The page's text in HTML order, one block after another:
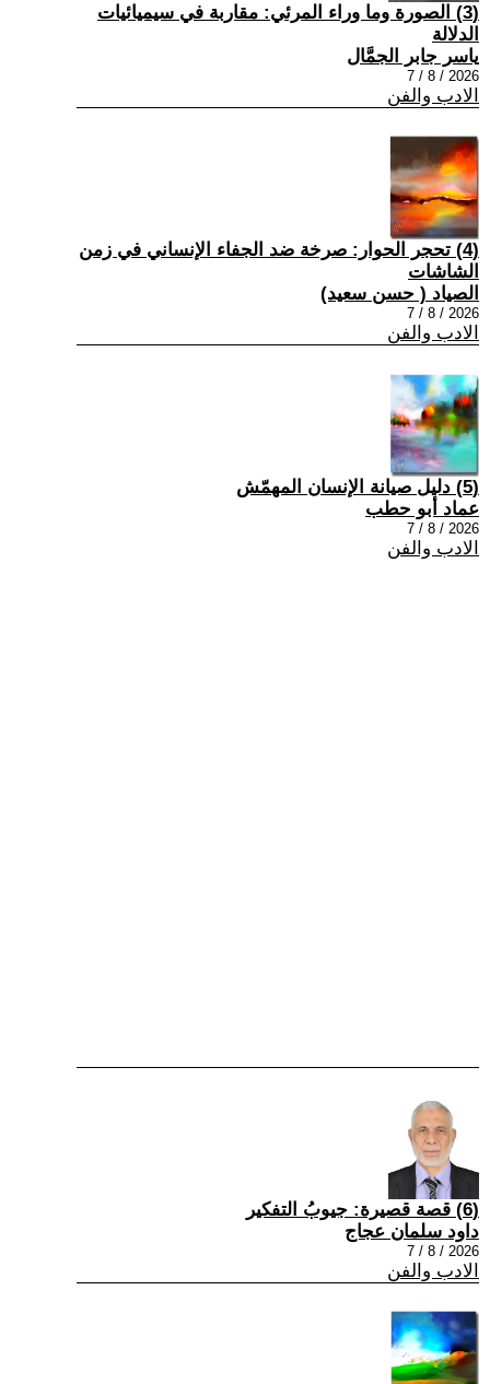
(3) الصورة وما وراء المرئي: مقاربة في سيميائيات
الدلالة
ياسر جابر الجمَّال
2026 / 8 / 7
الادب والفن
(4) تحجر الحوار: صرخة ضد الجفاء الإنساني في زمن
الشاشات
الصياد ‏( حسن سعيد‏)
2026 / 8 / 7
الادب والفن
(5) دليل صيانة الإنسان المهمّش
عماد أبو حطب
2026 / 8 / 7
الادب والفن
(6) قصة قصيرة: جيوبُ التفكير
داود سلمان عجاج
2026 / 8 / 7
الادب والفن